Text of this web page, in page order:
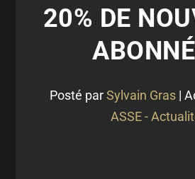
20% DE
Posté parSylvain Gras |
ASSE -